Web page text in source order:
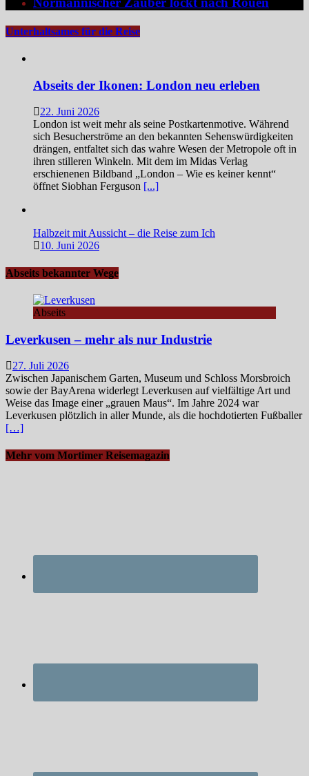
Unterhaltsames für die Reise
Abseits der Ikonen: London neu erleben
22. Juni 2026
London ist weit mehr als seine Postkartenmotive. Während
sich Besucherströme an den bekannten Sehenswürdigkeiten
drängen, entfaltet sich das wahre Wesen der Metropole oft in
ihren stilleren Winkeln. Mit dem im Midas Verlag
erschienenen Bildband „London – Wie es keiner kennt“
öffnet Siobhan Ferguson [...]
Halbzeit mit Aussicht – die Reise zum Ich
10. Juni 2026
Abseits bekannter Wege
Abseits
Leverkusen – mehr als nur Industrie
27. Juli 2026
Zwischen Japanischem Garten, Museum und Schloss Morsbroich
sowie der BayArena widerlegt Leverkusen auf vielfältige Art und
Weise das Image einer „grauen Maus“. Im Jahre 2024 war
Leverkusen plötzlich in aller Munde, als die hochdotierten Fußballer
[…]
Mehr vom Mortimer Reisemagazin